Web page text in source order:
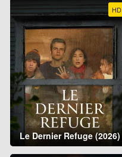
HD
Le Dernier Refuge (2026)